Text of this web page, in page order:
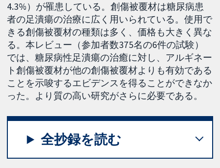
4.3%）が罹患している。創傷被覆材は糖尿病患
者の足潰瘍の治療に広く用いられている。使用で
きる創傷被覆材の種類は多く、価格も大きく異な
る。本レビュー（参加者数375名の6件の試験）
では、糖尿病性足潰瘍の治癒に対し、アルギネー
ト創傷被覆材が他の創傷被覆材よりも有効である
ことを示唆するエビデンスを得ることができなか
った。より質の高い研究がさらに必要である。
全抄録を読む